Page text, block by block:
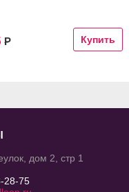
Р
дом 2, стр 1
28-75